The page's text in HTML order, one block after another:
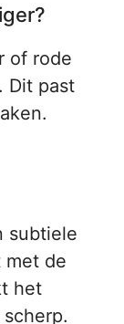
of rode
Dit past
subtiele
met de
het